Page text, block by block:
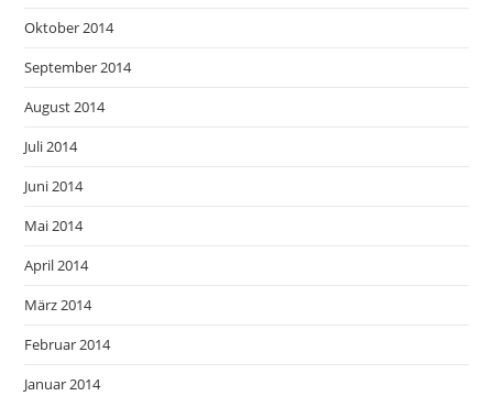
Oktober 2014
September 2014
August 2014
Juli 2014
Juni 2014
Mai 2014
April 2014
März 2014
Februar 2014
Januar 2014